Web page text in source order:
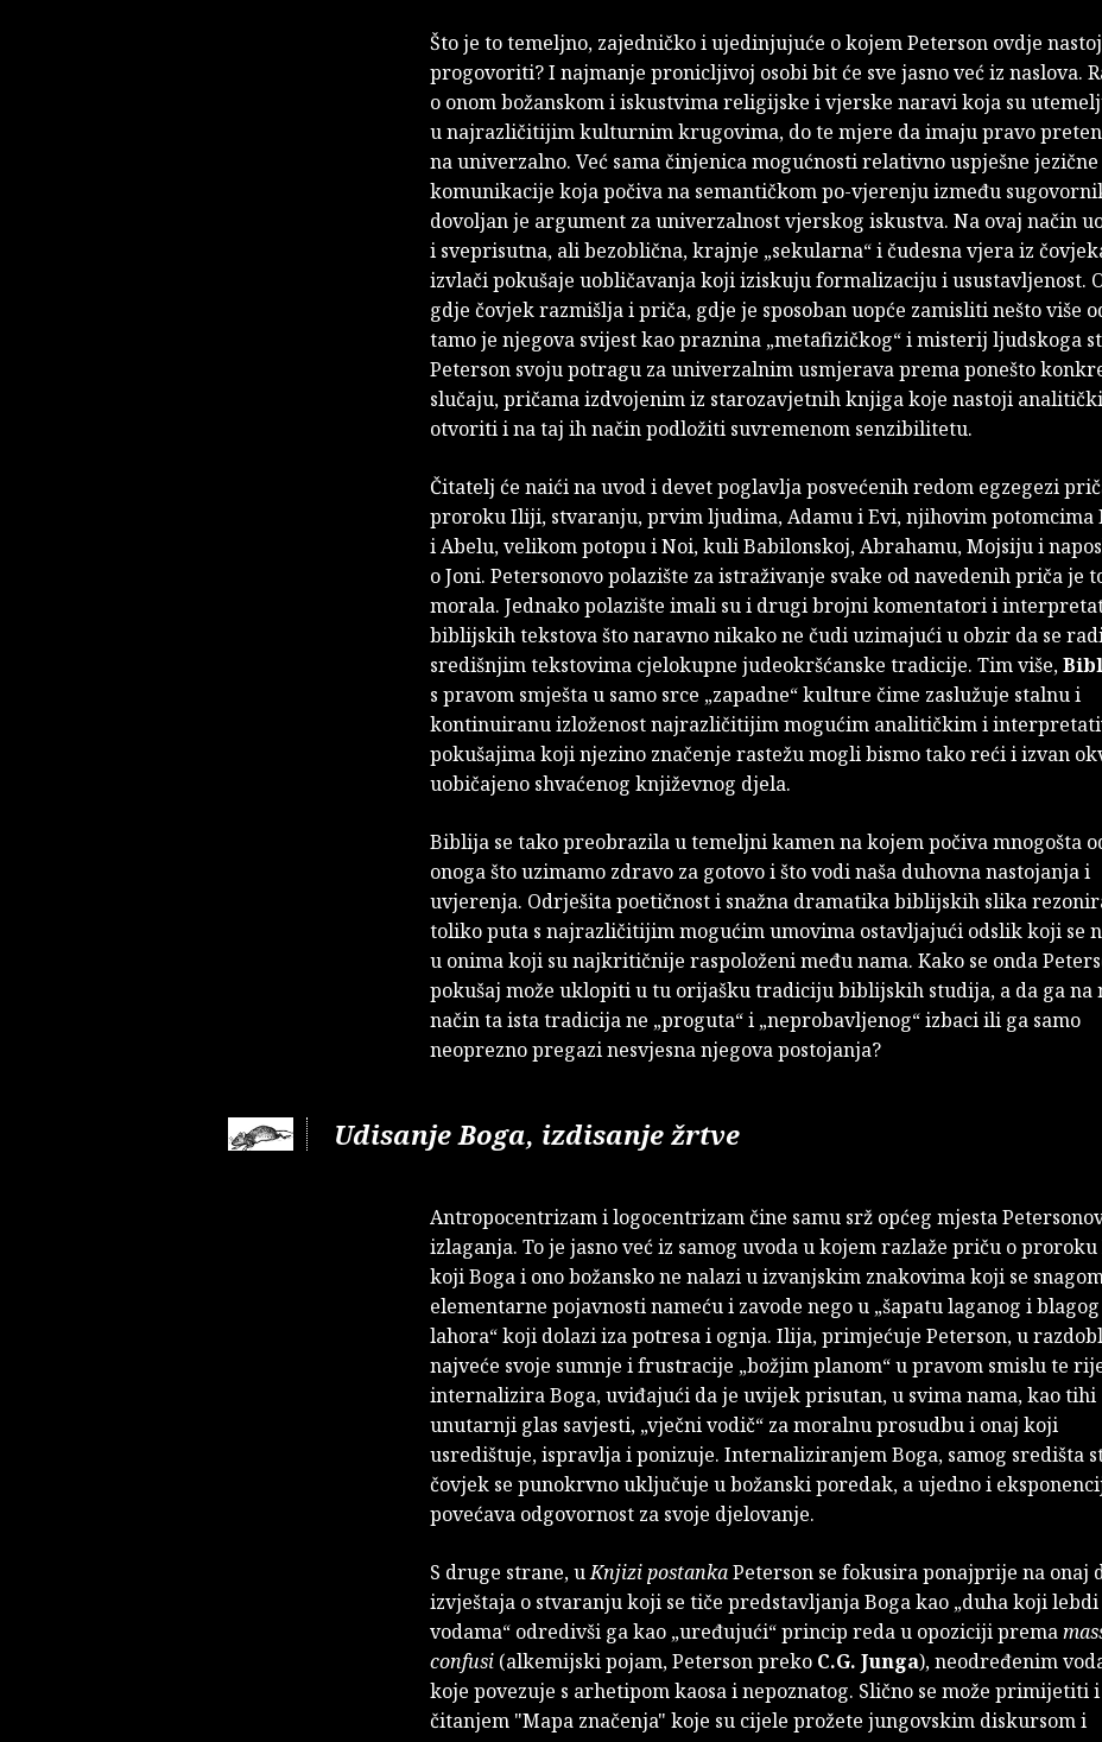
Što je to temeljno, zajedničko i ujedinjujuće o kojem Peterson ovdje
progovoriti? I najmanje pronicljivoj osobi bit će sve jasno već iz naslova.
o onom božanskom i iskustvima religijske i vjerske naravi koja su
u najrazličitijim kulturnim krugovima, do te mjere da imaju pravo
na univerzalno. Već sama činjenica mogućnosti relativno uspješne jezične
komunikacije koja počiva na semantičkom po-vjerenju između
dovoljan je argument za univerzalnost vjerskog iskustva. Na ovaj način
i sveprisutna, ali bezoblična, krajnje „sekularna“ i čudesna vjera iz
izvlači pokušaje uobličavanja koji iziskuju formalizaciju i usustavljenost.
gdje čovjek razmišlja i priča, gdje je sposoban uopće zamisliti nešto više
tamo je njegova svijest kao praznina „metafizičkog“ i misterij ljudskoga
Peterson svoju potragu za univerzalnim usmjerava prema ponešto
slučaju, pričama izdvojenim iz starozavjetnih knjiga koje nastoji analitički
otvoriti i na taj ih način podložiti suvremenom senzibilitetu.
Čitatelj će naići na uvod i devet poglavlja posvećenih redom egzegezi
proroku Iliji, stvaranju, prvim ljudima, Adamu i Evi, njihovim potomcima
i Abelu, velikom potopu i Noi, kuli Babilonskoj, Abrahamu, Mojsiju i
o Joni. Petersonovo polazište za istraživanje svake od navedenih priča je
morala. Jednako polazište imali su i drugi brojni komentatori i
biblijskih tekstova što naravno nikako ne čudi uzimajući u obzir da se
središnjim tekstovima cjelokupne judeokršćanske tradicije. Tim više,
s pravom smješta u samo srce „zapadne“ kulture čime zaslužuje stalnu i
kontinuiranu izloženost najrazličitijim mogućim analitičkim i
pokušajima koji njezino značenje rastežu mogli bismo tako reći i izvan
uobičajeno shvaćenog književnog djela.
Biblija se tako preobrazila u temeljni kamen na kojem počiva mnogošta
onoga što uzimamo zdravo za gotovo i što vodi naša duhovna nastojanja i
uvjerenja. Odrješita poetičnost i snažna dramatika biblijskih slika
toliko puta s najrazličitijim mogućim umovima ostavljajući odslik koji se
u onima koji su najkritičnije raspoloženi među nama. Kako se onda
pokušaj može uklopiti u tu orijašku tradiciju biblijskih studija, a da ga na
način ta ista tradicija ne „proguta“ i „neprobavljenog“ izbaci ili ga samo
neoprezno pregazi nesvjesna njegova postojanja?
Udisanje Boga, izdisanje žrtve
Antropocentrizam i logocentrizam čine samu srž općeg mjesta
izlaganja. To je jasno već iz samog uvoda u kojem razlaže priču o
koji Boga i ono božansko ne nalazi u izvanjskim znakovima koji se
elementarne pojavnosti nameću i zavode nego u „šapatu laganog i blagog
lahora“ koji dolazi iza potresa i ognja. Ilija, primjećuje Peterson, u
najveće svoje sumnje i frustracije „božjim planom“ u pravom smislu te
internalizira Boga, uviđajući da je uvijek prisutan, u svima nama, kao tihi
unutarnji glas savjesti, „vječni vodič“ za moralnu prosudbu i onaj koji
usredištuje, ispravlja i ponizuje. Internaliziranjem Boga, samog središta
čovjek se punokrvno uključuje u božanski poredak, a ujedno i
povećava odgovornost za svoje djelovanje.
S druge strane, uKnjizi postankaPeterson se fokusira ponajprije na onaj
izvještaja o stvaranju koji se tiče predstavljanja Boga kao „duha koji
vodama“ odredivši ga kao „uređujući“ princip reda u opoziciji prema
confusi (alkemijski pojam, Peterson preko C.G. Junga), neodređenim
koje povezuje s arhetipom kaosa i nepoznatog. Slično se može primijetiti i
čitanjem "Mapa značenja" koje su cijele prožete jungovskim diskursom i